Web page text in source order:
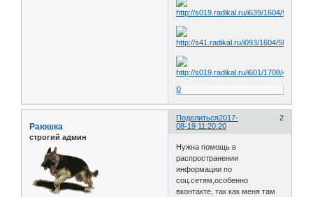
0
Поделиться 2
2017-
08-19 11:20:20
Раюшка
строгий админ
Нужна помощь в
распространении
информации по
соц.сетям,особенно
вконтакте, так как меня там